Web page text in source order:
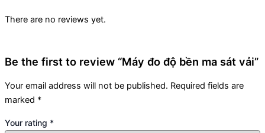
There are no reviews yet.
Be the first to review “Máy đo độ bền ma sát vải”
Your email address will not be published. Required fields are
marked *
Your rating *